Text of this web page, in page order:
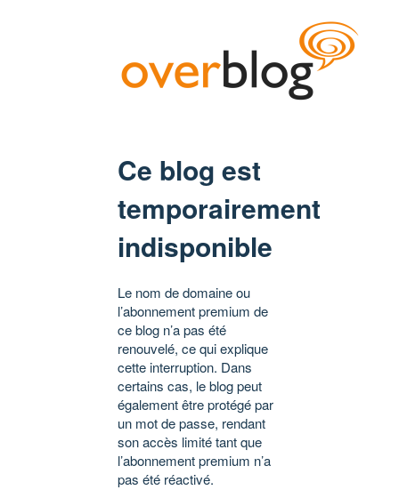
Ce blog est
temporairement
indisponible
Le nom de domaine ou
l’abonnement premium de
ce blog n’a pas été
renouvelé, ce qui explique
cette interruption. Dans
certains cas, le blog peut
également être protégé par
un mot de passe, rendant
son accès limité tant que
l’abonnement premium n’a
pas été réactivé.